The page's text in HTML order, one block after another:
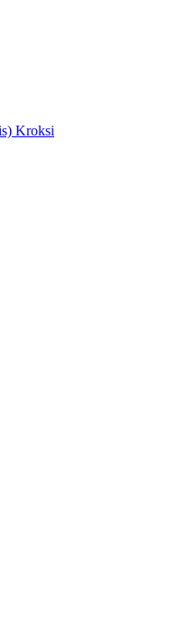
Kroksi